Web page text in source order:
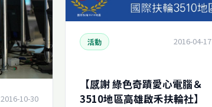
2016-10-30
活動 2016-04-17
【感謝 綠色奇蹟愛心電腦＆
3510地區高雄啟禾扶輪社】